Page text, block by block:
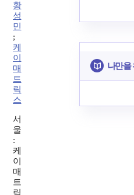
황
성
민
;
케
이
매
트
릭
스
서
울
:
케
이
매
트
릭
나만을